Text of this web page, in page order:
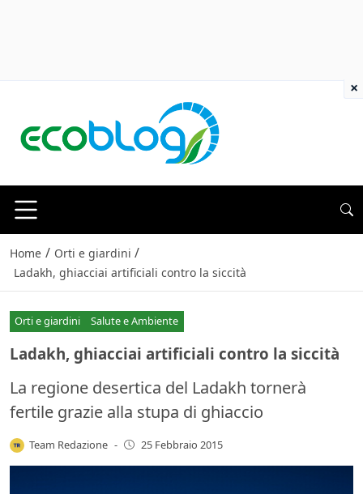
Home / Orti e giardini /
Ladakh, ghiacciai artificiali contro la siccità
Orti e giardini Salute e Ambiente
Ladakh, ghiacciai artificiali contro la siccità
La regione desertica del Ladakh tornerà
fertile grazie alla stupa di ghiaccio
Team Redazione - 25 Febbraio 2015
×